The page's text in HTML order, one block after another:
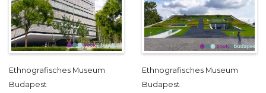
Ethnografisches Museum
Budapest
Ethnografisches Museum
Budapest